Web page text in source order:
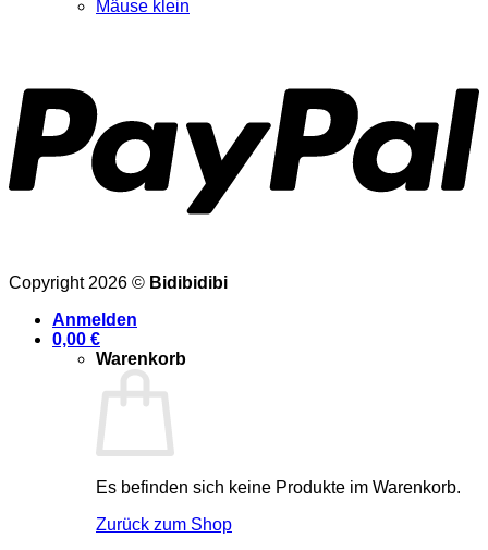
Mäuse klein
Copyright 2026 © Bidibidibi
Anmelden
0,00 €
Warenkorb
Es befinden sich keine Produkte im Warenkorb.
Zurück zum Shop